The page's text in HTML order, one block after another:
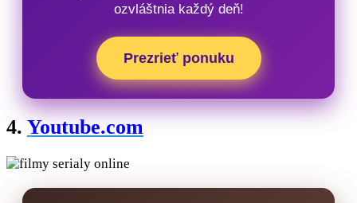
ozvláštnia každý deň!
Prezrieť ponuku
4. Youtube.com